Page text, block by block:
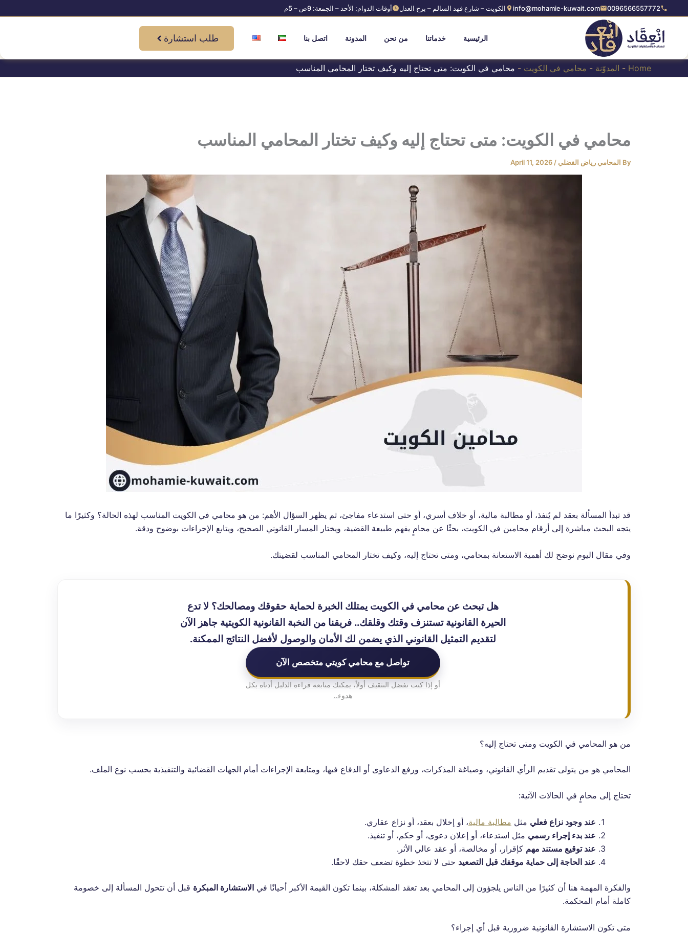
to
content
0096566557772
info@mohamie-kuwait.com الكويت – شارع فهد السالم – برج العدل أوقات الدوام: الأحد – الجمعة: 9ص – 5م
الرئيسية خدماتنا من نحن المدونة اتصل بنا طلب استشارة
Home
- المدوّنة - محامي في الكويت - محامي في الكويت: متى تحتاج إليه وكيف تختار المحامي المناسب
محامي في الكويت: متى تحتاج إليه وكيف تختار المحامي المناسب
By المحامي رياض الفضلي /
April 11, 2026
قد تبدأ المسألة بعقد لم يُنفذ، أو مطالبة مالية، أو خلاف أسري، أو حتى استدعاء مفاجئ، ثم يظهر السؤال الأهم: من هو محامي في الكويت المناسب لهذه الحالة؟ وكثيرًا ما
يتجه البحث مباشرة إلى أرقام محامين في الكويت، بحثًا عن محامٍ يفهم طبيعة القضية، ويختار المسار القانوني الصحيح، ويتابع الإجراءات بوضوح ودقة.
وفي مقال اليوم نوضح لك أهمية الاستعانة بمحامي، ومتى تحتاج إليه، وكيف تختار المحامي المناسب لقضيتك.
هل تبحث عن محامي في الكويت يمتلك الخبرة لحماية حقوقك ومصالحك؟ لا تدع
الحيرة القانونية تستنزف وقتك وقلقك.. فريقنا من النخبة القانونية الكويتية جاهز الآن
لتقديم التمثيل القانوني الذي يضمن لك الأمان والوصول لأفضل النتائج الممكنة.
تواصل مع محامي كويتي متخصص الآن
أو إذا كنت تفضل التثقيف أولاً، يمكنك متابعة قراءة الدليل أدناه بكل
هدوء..
من هو المحامي في الكويت ومتى تحتاج إليه؟
المحامي هو من يتولى تقديم الرأي القانوني، وصياغة المذكرات، ورفع الدعاوى أو الدفاع فيها، ومتابعة الإجراءات أمام الجهات القضائية والتنفيذية بحسب نوع الملف.
تحتاج إلى محامٍ في الحالات الآتية:
عند وجود نزاع فعلي مثل مطالبة مالية، أو إخلال بعقد، أو نزاع عقاري.
عند بدء إجراء رسمي مثل استدعاء، أو إعلان دعوى، أو حكم، أو تنفيذ.
عند توقيع مستند مهم كإقرار، أو مخالصة، أو عقد عالي الأثر.
عند الحاجة إلى حماية موقفك قبل التصعيد حتى لا تتخذ خطوة تضعف حقك لاحقًا.
والفكرة المهمة هنا أن كثيرًا من الناس يلجؤون إلى المحامي بعد تعقد المشكلة، بينما تكون القيمة الأكبر أحيانًا في الاستشارة المبكرة قبل أن تتحول المسألة إلى خصومة
كاملة أمام المحكمة.
متى تكون الاستشارة القانونية ضرورية قبل أي إجراء؟